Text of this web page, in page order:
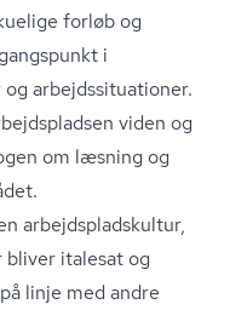
forløb og
i
ar­bejds­si­tu­a­tio­ner.
viden og
om læsning og
ar­bejds­pladskul­tur,
italesat og
linje med andre